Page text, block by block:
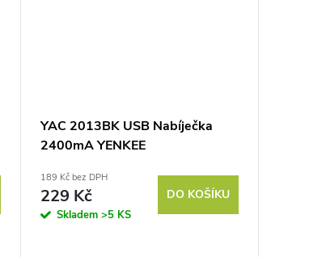
YAC 2013BK USB Nabíječka
2400mA YENKEE
189 Kč bez DPH
229 Kč
Skladem >5 KS
DO KOŠÍKU